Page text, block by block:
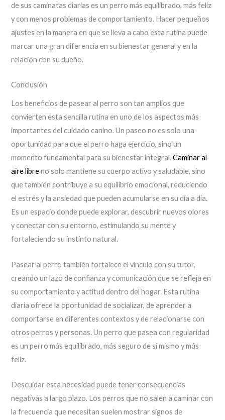
de sus caminatas diarias es un perro más equilibrado, más feliz
y con menos problemas de comportamiento. Hacer pequeños
ajustes en la manera en que se lleva a cabo esta rutina puede
marcar una gran diferencia en su bienestar general y en la
relación con su dueño.
Conclusión
Los beneficios de pasear al perro son tan amplios que
convierten esta sencilla rutina en uno de los aspectos más
importantes del cuidado canino. Un paseo no es solo una
oportunidad para que el perro haga ejercicio, sino un
momento fundamental para su bienestar integral.Caminar al
aire libreno solo mantiene su cuerpo activo y saludable, sino
que también contribuye a su equilibrio emocional, reduciendo
el estrés y la ansiedad que pueden acumularse en su día a día.
Es un espacio donde puede explorar, descubrir nuevos olores
y conectar con su entorno, estimulando su mente y
fortaleciendo su instinto natural.
Pasear al perro también fortalece el vínculo con su tutor,
creando un lazo de confianza y comunicación que se refleja en
su comportamiento y actitud dentro del hogar. Esta rutina
diaria ofrece la oportunidad de socializar, de aprender a
comportarse en diferentes contextos y de relacionarse con
otros perros y personas. Un perro que pasea con regularidad
es un perro más equilibrado, más seguro de sí mismo y más
feliz.
Descuidar esta necesidad puede tener consecuencias
negativas a largo plazo. Los perros que no salen a caminar con
la frecuencia que necesitan suelen mostrar signos de